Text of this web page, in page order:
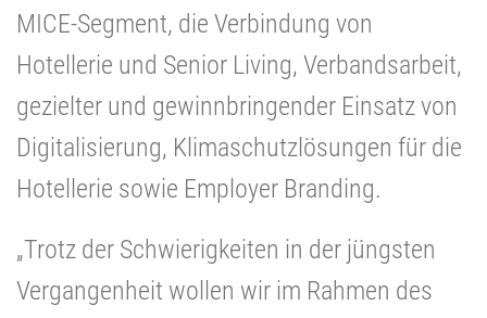
MICE-Segment, die Verbindung von
Hotellerie und Senior Living, Verbandsarbeit,
gezielter und gewinnbringender Einsatz von
Digitalisierung, Klimaschutzlösungen für die
Hotellerie sowie Employer Branding.
„Trotz der Schwierigkeiten in der jüngsten
Vergangenheit wollen wir im Rahmen des